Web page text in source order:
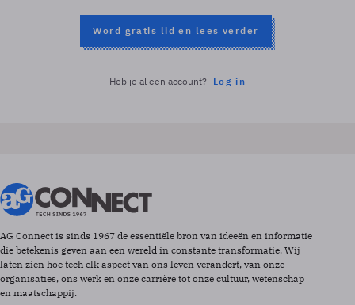
Word gratis lid en lees verder
Heb je al een account? Log in
AG Connect is sinds 1967 de essentiële bron van ideeën en informatie
die betekenis geven aan een wereld in constante transformatie. Wij
laten zien hoe tech elk aspect van ons leven verandert, van onze
organisaties, ons werk en onze carrière tot onze cultuur, wetenschap
en maatschappij.